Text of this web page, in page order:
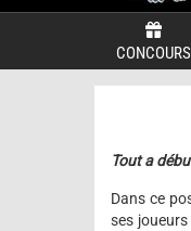
CONCOURS
Tout a
Dans ce
ses